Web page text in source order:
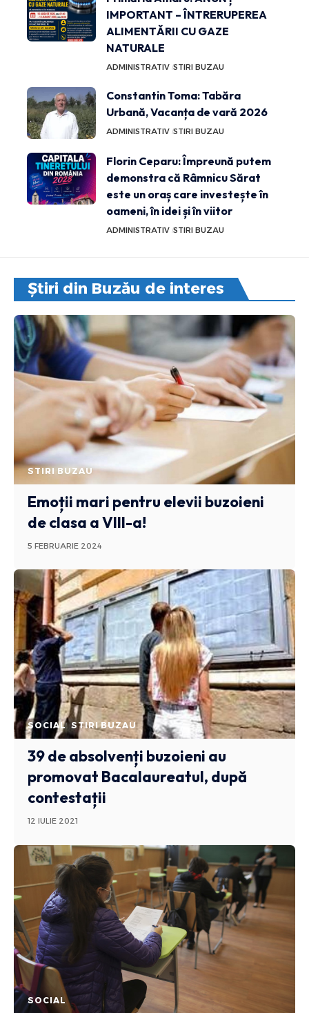
IMPORTANT – ÎNTRERUPEREA
ALIMENTĂRII CU GAZE
NATURALE
ADMINISTRATIV STIRI BUZAU
Constantin Toma: Tabăra
Urbană, Vacanța de vară 2026
ADMINISTRATIV STIRI BUZAU
Florin Ceparu: Împreună putem
demonstra că Râmnicu Sărat
este un oraș care investește în
oameni, în idei și în viitor
ADMINISTRATIV STIRI BUZAU
Știri din Buzău de interes
STIRI BUZAU
Emoții mari pentru elevii buzoieni
de clasa a VIII-a!
5 FEBRUARIE 2024
SOCIAL STIRI BUZAU
39 de absolvenți buzoieni au
promovat Bacalaureatul, după
contestații
12 IULIE 2021
SOCIAL